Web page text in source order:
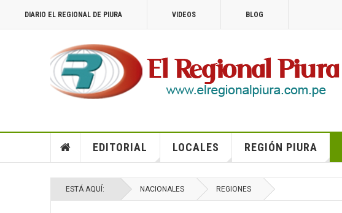
DIARIO EL REGIONAL DE PIURA VIDEOS BLOG
EDITORIAL LOCALES REGIÓN PIURA
ESTÁ AQUÍ: NACIONALES REGIONES